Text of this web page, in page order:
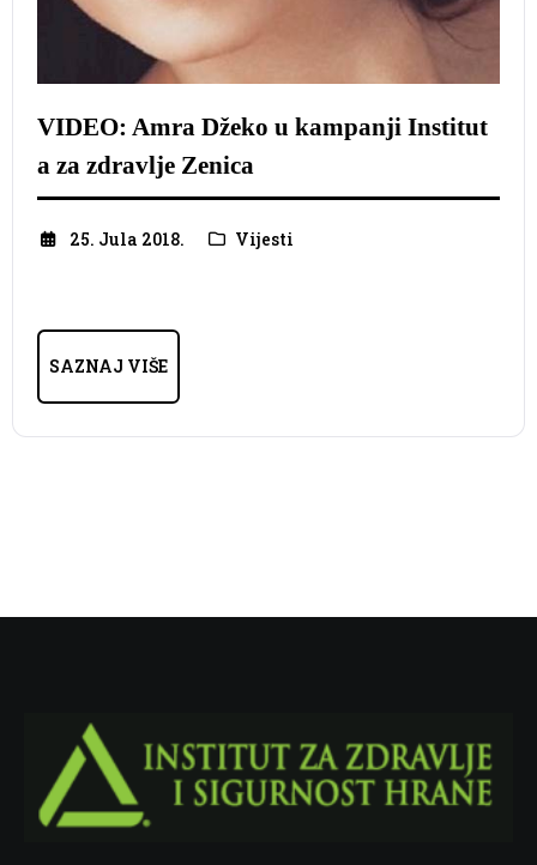
VIDEO: Amra Džeko u kampanji Institut
a za zdravlje Zenica
25. Jula 2018. Vijesti
SAZNAJ VIŠE